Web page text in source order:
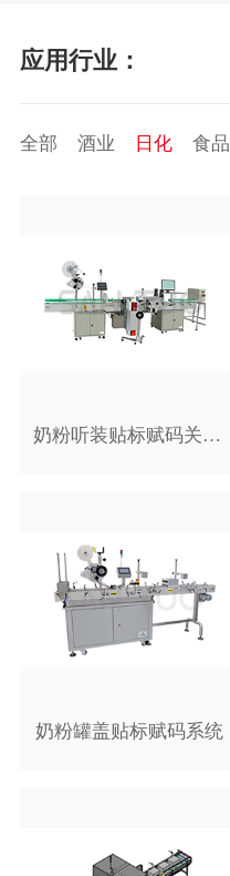
应用行业：
全部 酒业 日化 食品
奶粉听装贴标赋码关联防串货系统
奶粉罐盖贴标赋码系统